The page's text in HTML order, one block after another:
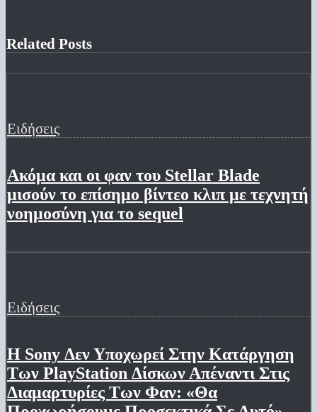
Related Posts
Ειδήσεις
Ακόμα και οι φαν του Stellar Blade
μισούν το επίσημο βίντεο κλιπ με τεχνητή
νοημοσύνη για το sequel
Ειδήσεις
Η Sony Δεν Υποχωρεί Στην Κατάργηση
Των PlayStation Δίσκων Απέναντι Στις
Διαμαρτυρίες Των Φαν: «Θα